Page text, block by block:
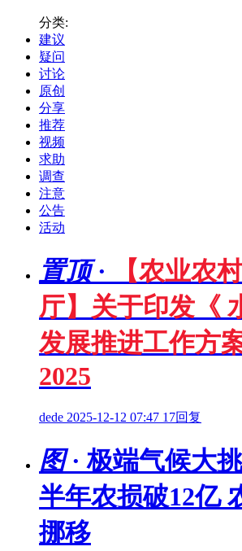
分类:
建议
疑问
讨论
原创
分享
推荐
视频
求助
调查
注意
公告
活动
置顶·
【农业农
厅】关于印发《
发展推进工作方
2025
dede 2025-12-12 07:47 17回复
图· 极端气候大
半年农损破12亿
挪移